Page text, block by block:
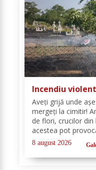
Incendiu
Aveți grijă unde
mergeți la cimitir!
de flori, crucilor
acestea pot
astfel de
localitatea
8 august 2026